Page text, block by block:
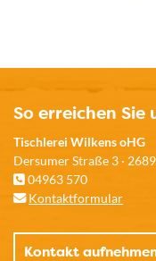
So erreichen Sie
Tischlerei Wilkens oHG
Dersumer Straße 3 ·
04963 570
Kontaktformular
Kontakt